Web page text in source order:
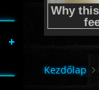
Kezdőlap